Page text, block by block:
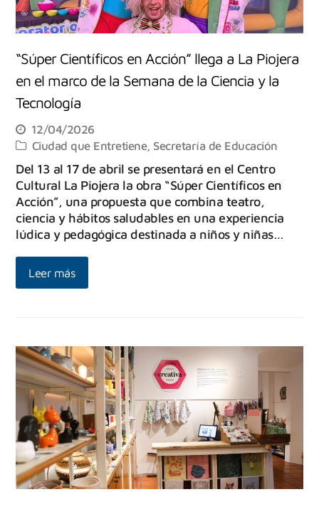
“Súper Científicos en Acción” llega a La Piojera
en el marco de la Semana de la Ciencia y la
Tecnología
12/04/2026
Ciudad que Entretiene, Secretaría de Educación
Del 13 al 17 de abril se presentará en el Centro
Cultural La Piojera la obra “Súper Científicos en
Acción”, una propuesta que combina teatro,
ciencia y hábitos saludables en una experiencia
lúdica y pedagógica destinada a niños y niñas…
Leer más